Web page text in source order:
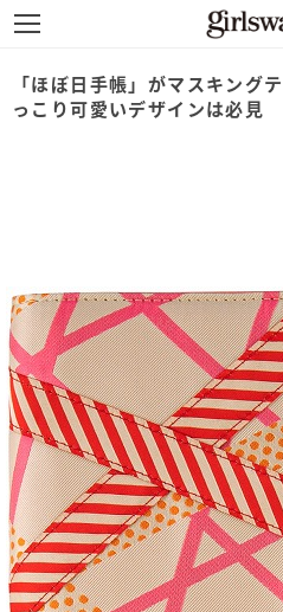
「ほぼ日手帳」がマスキング
っこり可愛いデザインは必見